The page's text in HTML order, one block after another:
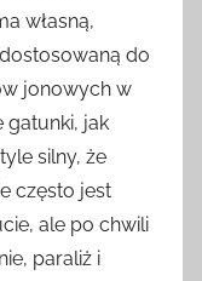
własną,
do
jonowych w
gatunki, jak
silny, że
często jest
ale po chwili
paraliż i